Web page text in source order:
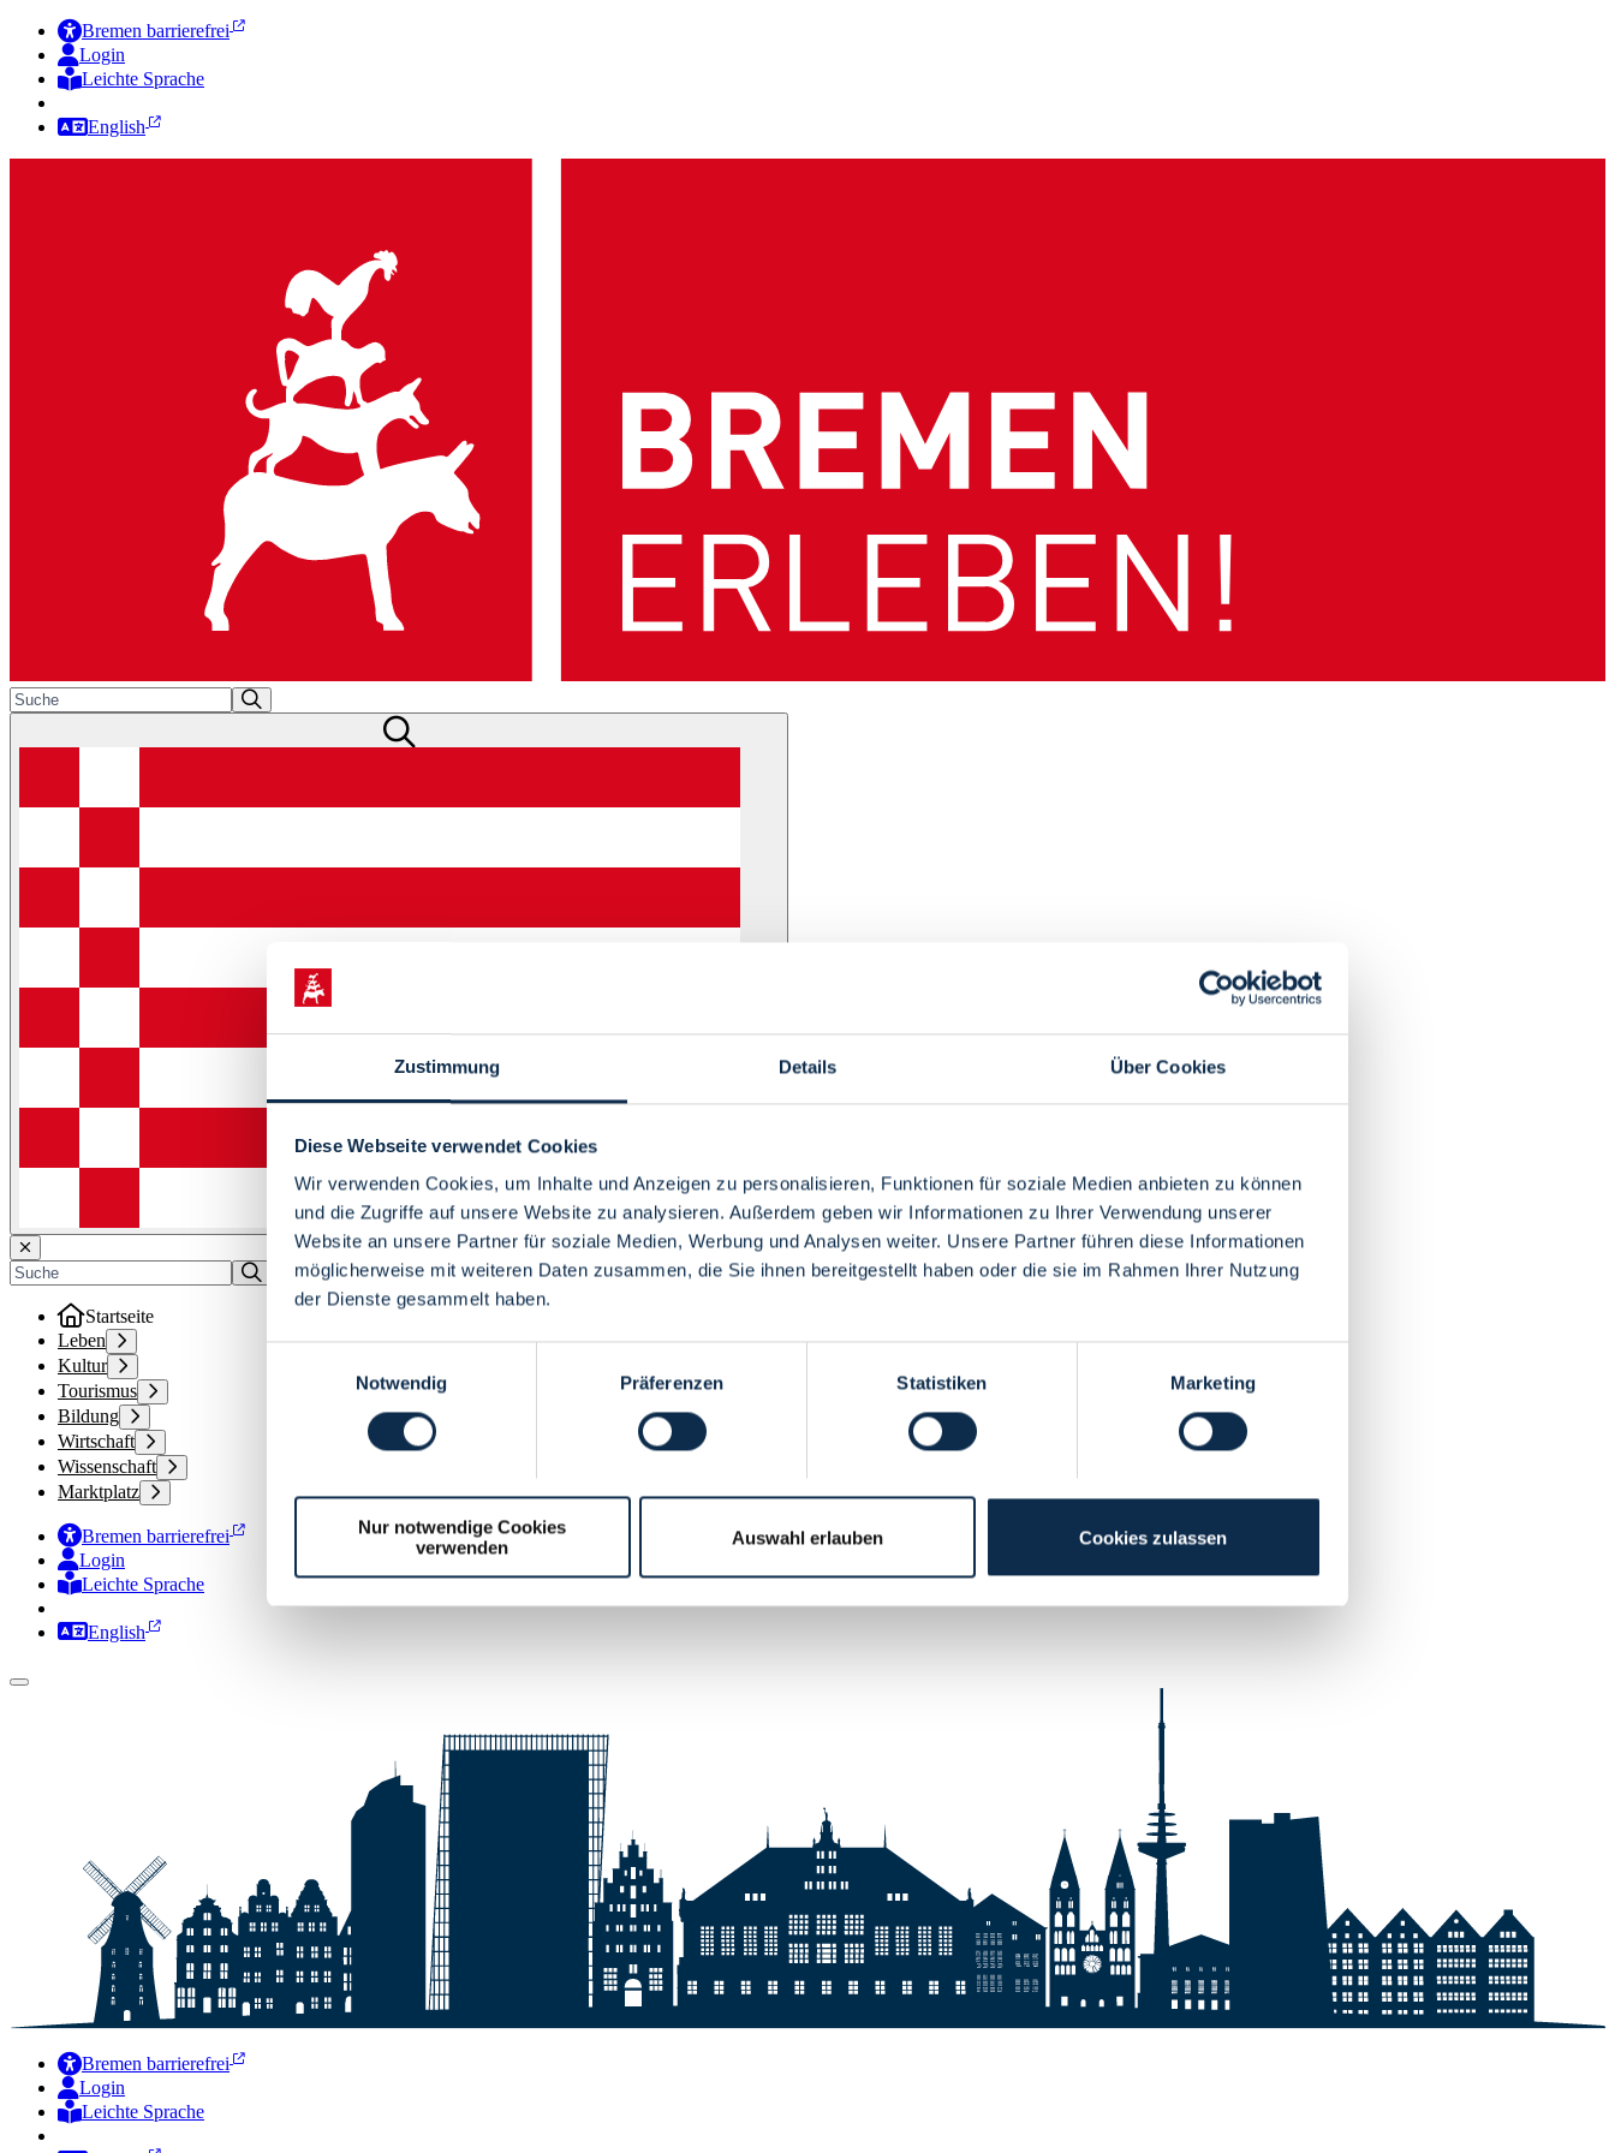
Zustimmung Details Über Cookies
Diese Webseite verwendet Cookies
Wir verwenden Cookies, um Inhalte und Anzeigen zu personalisieren, Funktionen für soziale Medien anbieten zu können
und die Zugriffe auf unsere Website zu analysieren. Außerdem geben wir Informationen zu Ihrer Verwendung unserer
Website an unsere Partner für soziale Medien, Werbung und Analysen weiter. Unsere Partner führen diese Informationen
möglicherweise mit weiteren Daten zusammen, die Sie ihnen bereitgestellt haben oder die sie im Rahmen Ihrer Nutzung
der Dienste gesammelt haben.
Notwendig
Präferenzen Statistiken Marketing
Nur notwendige Cookies
verwenden
Auswahl erlauben Cookies zulassen
Bremen barrierefrei
Login
Leichte Sprache
English
Menü
Startseite
Leben
Kultur
Tourismus
Bildung
Wirtschaft
Wissenschaft
Marktplatz
Bremen barrierefrei
Login
Leichte Sprache
Zur Deutschen Gebärdensprache
English
Bremen barrierefrei
Login
Leichte Sprache